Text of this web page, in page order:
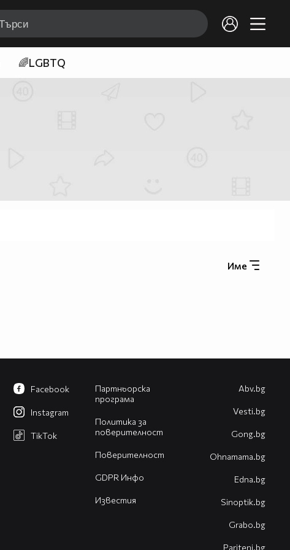
🌈LGBTQ
Име
Партньорска
програма
Политика за
поверителност
Поверителност
GDPR Инфо
Известия
Facebook
Instagram
TikTok
Abv.bg
Vesti.bg
Gong.bg
Оhnamama.bg
Edna.bg
Sinoptik.bg
Grabo.bg
Pariteni.bg